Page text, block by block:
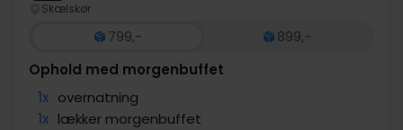
Skælskør
799,-
899,-
Ophold med morgenbuffet
1x overnatning
1x lækker morgenbuffet